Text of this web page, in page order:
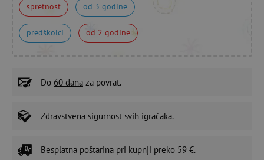
spretnost od 3 godine
predškolci od 2 godine
Do 60 dana za povrat.
Zdravstvena sigurnost svih igračaka.
Besplatna poštarina pri kupnji preko 59 €.